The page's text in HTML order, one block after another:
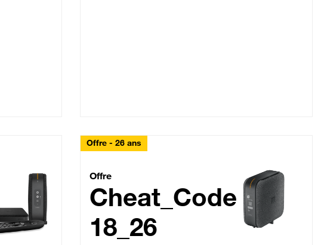
Offre - 26 ans
Cheat_Code Fibre_18_26
Offre
Cheat_Code
18_26